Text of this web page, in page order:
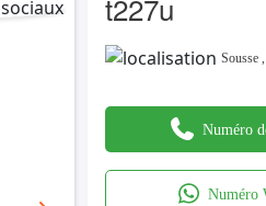
t227u
Sousse
Numéro
Numéro